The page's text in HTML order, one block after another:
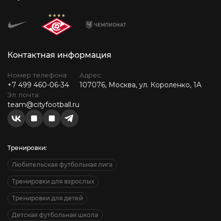
Контактная информация
Номер телефона:
+7 499 460-06-34
Эл. почта:
team@cityfootball.ru
Адрес:
107076, Москва, ул. Короленко, 1А
Тренировки:
Любительская футбольная лига
Тренировки для взрослых
Тренировки для детей
Детская футбольная школа